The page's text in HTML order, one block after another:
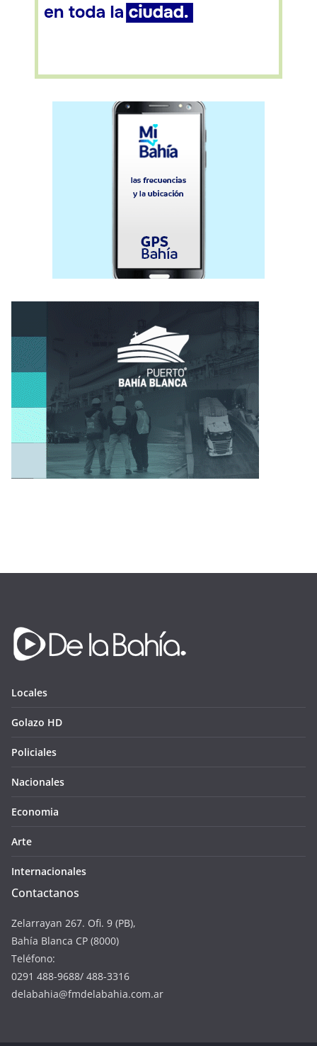
Locales
Golazo HD
Policiales
Nacionales
Economia
Arte
Internacionales
Contactanos
Zelarrayan 267. Ofi. 9 (PB),
Bahía Blanca CP (8000)
Teléfono:
0291 488-9688/ 488-3316
delabahia@fmdelabahia.com.ar